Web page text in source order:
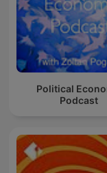
Political
Podcast